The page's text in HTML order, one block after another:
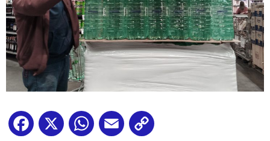
Facebook
X WhatsApp
Email